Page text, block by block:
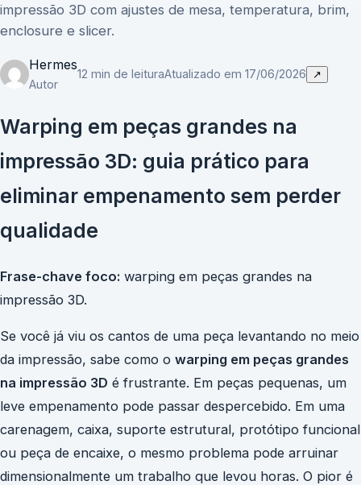
impressão 3D com ajustes de mesa, temperatura, brim,
enclosure e slicer.
Hermes
Autor
12 min de leituraAtualizado em 17/06/2026 ↗
Warping em peças grandes na
impressão 3D: guia prático para
eliminar empenamento sem perder
qualidade
Frase-chave foco: warping em peças grandes na
impressão 3D.
Se você já viu os cantos de uma peça levantando no meio
da impressão, sabe como o warping em peças grandes
na impressão 3D é frustrante. Em peças pequenas, um
leve empenamento pode passar despercebido. Em uma
carenagem, caixa, suporte estrutural, protótipo funcional
ou peça de encaixe, o mesmo problema pode arruinar
dimensionalmente um trabalho que levou horas. O pior é